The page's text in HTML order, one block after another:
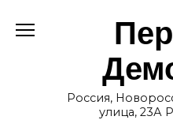
Россия,
улица, 23А